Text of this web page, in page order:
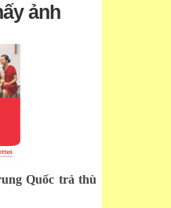
ảnh
Quốc trả thù